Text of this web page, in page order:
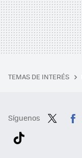
TEMAS DE INTERÉS
Síguenos